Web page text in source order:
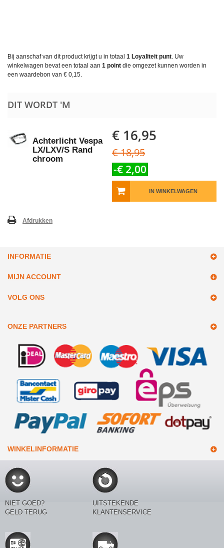
Bij aanschaf van dit product krijgt u in totaal 1 Loyaliteit punt. Uw
winkelwagen bevat een totaal aan 1 point die omgezet kunnen worden in
een waardebon van € 0,15.
DIT WORDT 'M
Achterlicht Vespa
LX/LXV/S Rand
chroom
€ 16,95
€ 18,95
-€ 2,00
IN WINKELWAGEN
Afdrukken
INFORMATIE
MIJN ACCOUNT
VOLG ONS
ONZE PARTNERS
WINKELINFORMATIE
NIET GOED?
GELD TERUG
UITSTEKENDE
KLANTENSERVICE